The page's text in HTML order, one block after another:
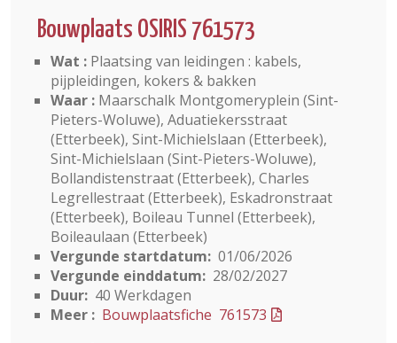
Bouwplaats OSIRIS 761573
Wat : Plaatsing van leidingen : kabels,
pijpleidingen, kokers & bakken
Waar : Maarschalk Montgomeryplein (Sint-
Pieters-Woluwe), Aduatiekersstraat
(Etterbeek), Sint-Michielslaan (Etterbeek),
Sint-Michielslaan (Sint-Pieters-Woluwe),
Bollandistenstraat (Etterbeek), Charles
Legrellestraat (Etterbeek), Eskadronstraat
(Etterbeek), Boileau Tunnel (Etterbeek),
Boileaulaan (Etterbeek)
Vergunde startdatum: 01/06/2026
Vergunde einddatum: 28/02/2027
Duur: 40 Werkdagen
Meer : Bouwplaatsfiche 761573